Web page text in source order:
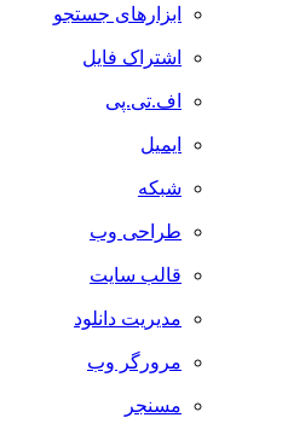
ابزارهای جستجو
اشتراک فایل
اف.تی.پی
ایمیل
شبکه
طراحی وب
قالب سایت
مدیریت دانلود
مرورگر وب
مسنجر